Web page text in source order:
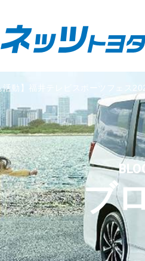
活動】福井テレビスポーツフェス
ブ